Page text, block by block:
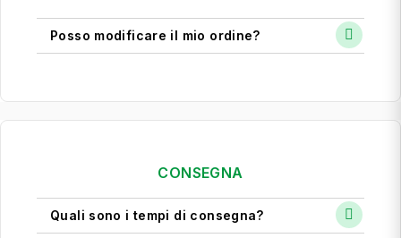
Posso modificare il mio ordine?
CONSEGNA
Quali sono i tempi di consegna?